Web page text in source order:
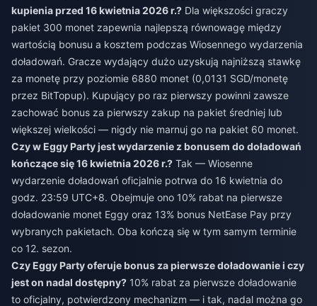
kupienia przed 16 kwietnia 2026 r.? Dla większości graczy
pakiet 300 monet zapewnia najlepszą równowagę między
wartością bonusu a kosztem podczas Wiosennego wydarzenia
doładowań. Gracze wydający dużo uzyskują najniższą stawkę
za monetę przy poziomie 6880 monet (0,0131 SGD/monetę
przez BitTopup). Kupujący po raz pierwszy powinni zawsze
zachować bonus za pierwszy zakup na pakiet średniej lub
większej wielkości — nigdy nie marnuj go na pakiet 60 monet.
Czy w Eggy Party jest wydarzenie z bonusem do doładowań
kończące się 16 kwietnia 2026 r.? Tak — Wiosenne
wydarzenie doładowań oficjalnie potrwa do 16 kwietnia do
godz. 23:59 UTC+8. Obejmuje ono 10% rabat na pierwsze
doładowanie monet Eggy oraz 13% bonus NetEase Pay przy
wybranych pakietach. Oba kończą się w tym samym terminie
co 12. sezon.
Czy Eggy Party oferuje bonus za pierwsze doładowanie i czy
jest on nadal dostępny? 10% rabat za pierwsze doładowanie
to oficjalny, potwierdzony mechanizm — i tak, nadal można go